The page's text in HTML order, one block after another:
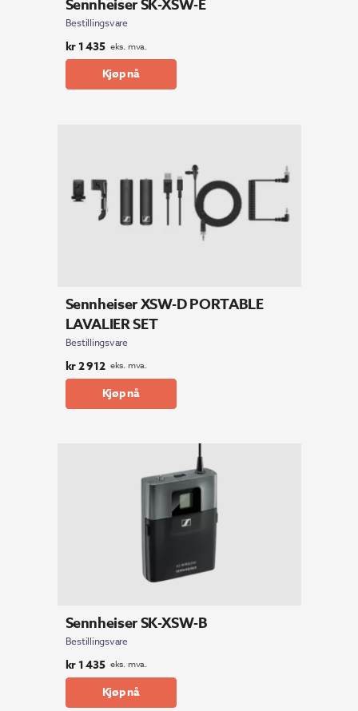
Sennheiser SK-XSW-E
Bestillingsvare
kr1 435 eks. mva.
Kjøp nå
Sennheiser XSW-D PORTABLE
LAVALIER SET
Bestillingsvare
kr2 912 eks. mva.
Kjøp nå
Sennheiser SK-XSW-B
Bestillingsvare
kr1 435 eks. mva.
Kjøp nå